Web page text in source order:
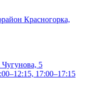
Красногорка,
Чугунова, 5
17:00–17:15